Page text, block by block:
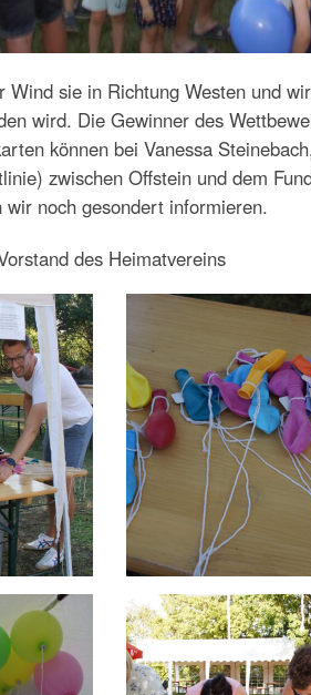
Wind sie in Richtung Westen und
wird. Die Gewinner des
können bei Vanessa
zwischen Offstein und dem
noch gesondert informieren.
des Heimatvereins